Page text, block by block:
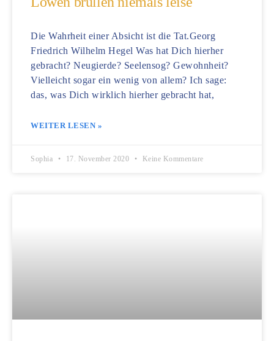
Die Wahrheit einer Absicht ist die Tat.Georg
Friedrich Wilhelm Hegel Was hat Dich hierher
gebracht? Neugierde? Seelensog? Gewohnheit?
Vielleicht sogar ein wenig von allem? Ich sage:
das, was Dich wirklich hierher gebracht hat,
WEITER LESEN »
Sophia 17. November 2020 Keine Kommentare